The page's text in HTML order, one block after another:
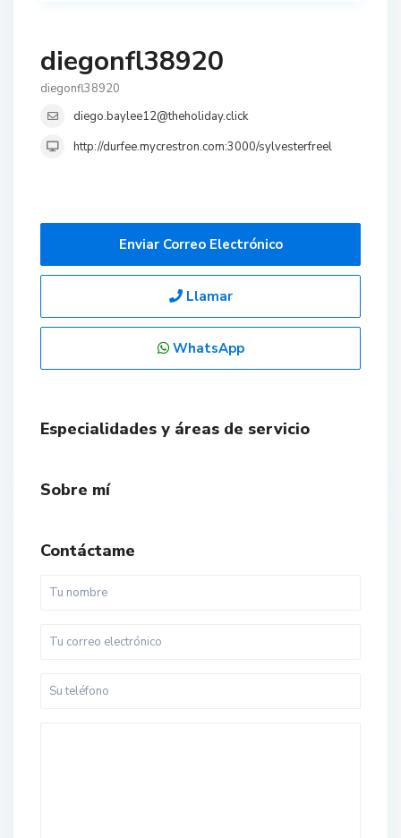
diegonfl38920
diegonfl38920
diego.baylee12@theholiday.click
http://durfee.mycrestron.com:3000/sylvesterfreel
Enviar Correo Electrónico
Llamar
WhatsApp
Especialidades y áreas de servicio
Sobre mí
Contáctame